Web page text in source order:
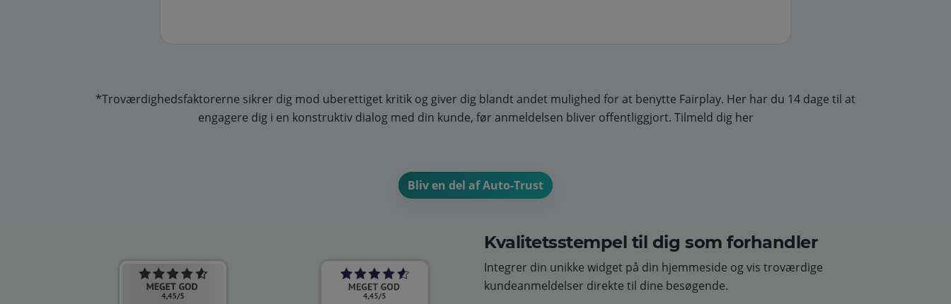
*Troværdighedsfaktorerne sikrer dig mod uberettiget kritik og giver dig blandt andet mulighed for at benytte Fairplay. Her har du 14 dage til at
engagere dig i en konstruktiv dialog med din kunde, før anmeldelsen bliver offentliggjort. Tilmeld dig her
Bliv en del af Auto-Trust
Kvalitetsstempel til dig som forhandler
Integrer din unikke widget på din hjemmeside og vis troværdige
kundeanmeldelser direkte til dine besøgende.